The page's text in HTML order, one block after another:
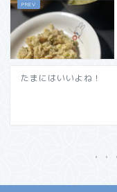
たまにはいいよね！